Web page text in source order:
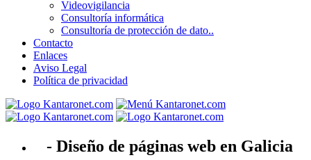
Videovigilancia
Consultoría informática
Consultoría de protección de dato..
Contacto
Enlaces
Aviso Legal
Política de privacidad
- Diseño de páginas web en Galicia